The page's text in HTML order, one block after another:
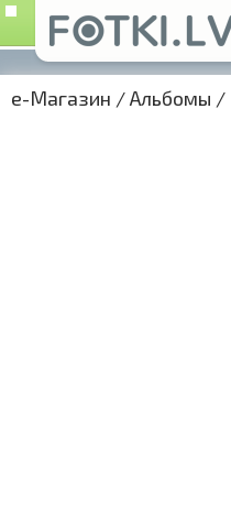
e-Магазин /Альбомы /